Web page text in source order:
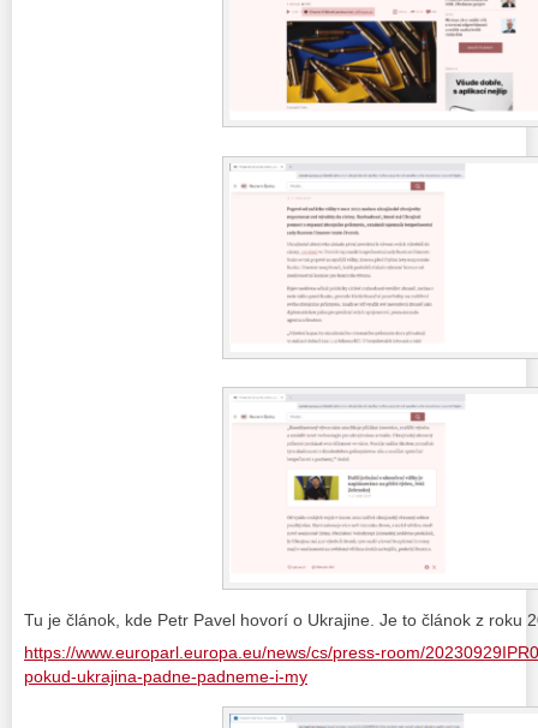
Tu je článok, kde Petr Pavel hovorí o Ukrajine. Je to článok z roku
https://www.europarl.europa.eu/news/cs/press-room/
pokud-ukrajina-padne-padneme-i-my